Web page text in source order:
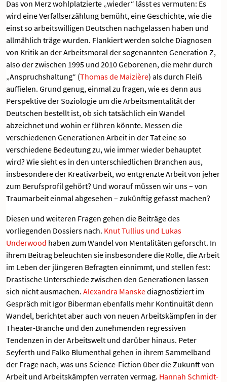
Das von Merz wohlplatzierte „wieder“ lässt es vermuten: Es
wird eine Verfallserzählung bemüht, eine Geschichte, wie die
einst so arbeitswilligen Deutschen nachgelassen haben und
allmählich träge wurden. Flankiert werden solche Diagnosen
von Kritik an der Arbeitsmoral der sogenannten Generation Z,
also der zwischen 1995 und 2010 Geborenen, die mehr durch
„Anspruchshaltung“ (Thomas de Maizière) als durch Fleiß
auffielen. Grund genug, einmal zu fragen, wie es denn aus
Perspektive der Soziologie um die Arbeitsmentalität der
Deutschen bestellt ist, ob sich tatsächlich ein Wandel
abzeichnet und wohin er führen könnte. Messen die
verschiedenen Generationen Arbeit in der Tat eine so
verschiedene Bedeutung zu, wie immer wieder behauptet
wird? Wie sieht es in den unterschiedlichen Branchen aus,
insbesondere der Kreativarbeit, wo entgrenzte Arbeit von jeher
zum Berufsprofil gehört? Und worauf müssen wir uns – von
Traumarbeit einmal abgesehen – zukünftig gefasst machen?
Diesen und weiteren Fragen gehen die Beiträge des
vorliegenden Dossiers nach. Knut Tullius und Lukas
Underwood haben zum Wandel von Mentalitäten geforscht. In
ihrem Beitrag beleuchten sie insbesondere die Rolle, die Arbeit
im Leben der jüngeren Befragten einnimmt, und stellen fest:
Drastische Unterschiede zwischen den Generationen lassen
sich nicht ausmachen. Alexandra Manskediagnostiziert im
Gespräch mit Igor Biberman ebenfalls mehr Kontinuität denn
Wandel, berichtet aber auch von neuen Arbeitskämpfen in der
Theater-Branche und den zunehmenden regressiven
Tendenzen in der Arbeitswelt und darüber hinaus. Peter
Seyferth und Falko Blumenthal gehen in ihrem Sammelband
der Frage nach, was uns Science-Fiction über die Zukunft von
Arbeit und Arbeitskämpfen verraten vermag. Hannah Schmidt-